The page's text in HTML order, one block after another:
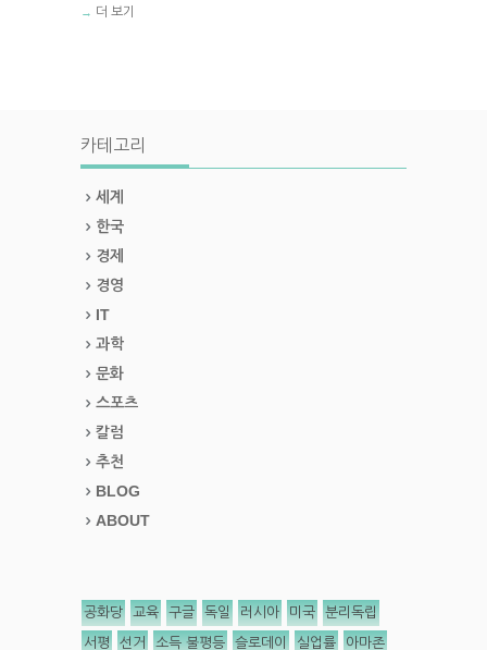
→ 더 보기
카테고리
세계
한국
경제
경영
IT
과학
문화
스포츠
칼럼
추천
BLOG
ABOUT
공화당 교육 구글 독일 러시아 미국 분리독립
서평 선거 소득 불평등 슬로데이 실업률 아마존